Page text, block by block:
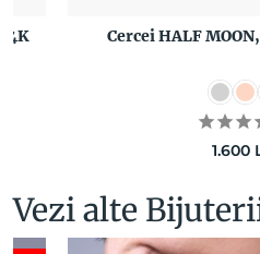
Cercei HALF
1.600
Vezi alte